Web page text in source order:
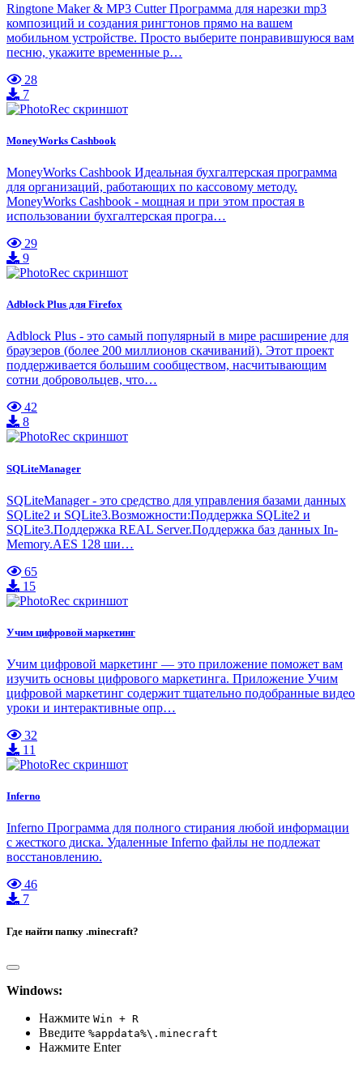
Ringtone Maker & MP3 Cutter Программа для нарезки mp3
композиций и создания рингтонов прямо на вашем
мобильном устройстве. Просто выберите понравившуюся вам
песню, укажите временные р…
28
7
MoneyWorks Cashbook
MoneyWorks Cashbook Идеальная бухгалтерская программа
для организаций, работающих по кассовому методу.
MoneyWorks Cashbook - мощная и при этом простая в
использовании бухгалтерская програ…
29
9
Adblock Plus для Firefox
Adblock Plus - это самый популярный в мире расширение для
браузеров (более 200 миллионов скачиваний). Этот проект
поддерживается большим сообществом, насчитывающим
сотни добровольцев, что…
42
8
SQLiteManager
SQLiteManager - это средство для управления базами данных
SQLite2 и SQLite3.Возможности:Поддержка SQLite2 и
SQLite3.Поддержка REAL Server.Поддержка баз данных In-
Memory.AES 128 ши…
65
15
Учим цифровой маркетинг
Учим цифровой маркетинг — это приложение поможет вам
изучить основы цифрового маркетинга. Приложение Учим
цифровой маркетинг содержит тщательно подобранные видео
уроки и интерактивные опр…
32
11
Inferno
Inferno Программа для полного стирания любой информации
с жесткого диска. Удаленные Inferno файлы не подлежат
восстановлению.
46
7
Где найти папку .minecraft?
Windows:
Нажмите Win + R
Введите %appdata%\.minecraft
Нажмите Enter